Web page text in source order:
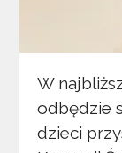
W
odbędzie
dzieci